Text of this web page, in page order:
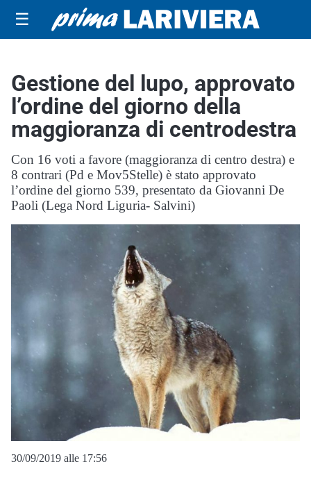
☰
Gestione del lupo, approvato
l’ordine del giorno della
maggioranza di centrodestra
Con 16 voti a favore (maggioranza di centro destra) e
8 contrari (Pd e Mov5Stelle) è stato approvato
l’ordine del giorno 539, presentato da Giovanni De
Paoli (Lega Nord Liguria- Salvini)
30/09/2019 alle 17:56